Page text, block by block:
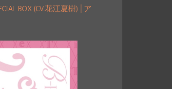
BOX (CV.花江夏樹) | ア